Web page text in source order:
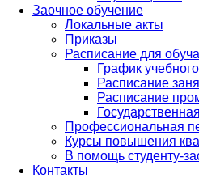
Заочное обучение
Локальные акты
Приказы
Расписание для
График
Расписание
Расписание
Профессиональная
Курсы повышения
В помощь студенту-
Контакты